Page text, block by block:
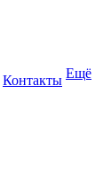
Контакты Ещё